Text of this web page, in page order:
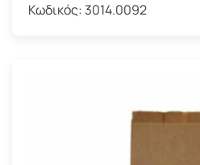
Κωδικός: 3014.0092